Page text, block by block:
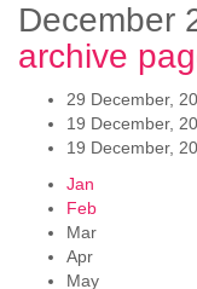
December
archive
29 December,
19 December,
19 December,
Jan
Feb
Mar
Apr
May